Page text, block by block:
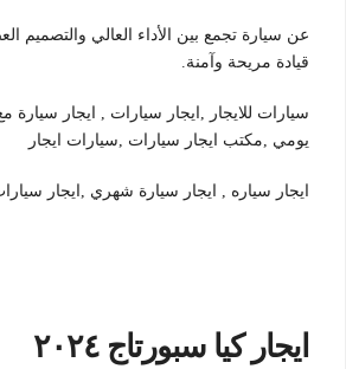
عن سيارة تجمع بين الأداء العالي والتصميم
قيادة مريحة وآمنة.
سيارات للايجار ,ايجار سيارات , ايجار سيارة
يومي ,مكتب ايجار سيارات ,سيارات ايجار
ايجار سياره , ايجار سيارة شهري ,ايجار
ايجار كيا سبورتاج ٢٠٢٤